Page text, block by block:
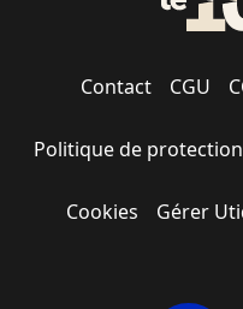
Contact CGU
Politique de
Cookies Gérer